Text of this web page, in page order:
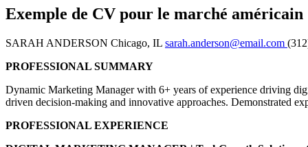
Exemple de CV pour le marché américain
SARAH ANDERSON Chicago, IL sarah.anderson@email.com
PROFESSIONAL SUMMARY
Dynamic Marketing Manager with 6+ years of experience driving
driven decision-making and innovative approaches. Demonstrated
PROFESSIONAL EXPERIENCE